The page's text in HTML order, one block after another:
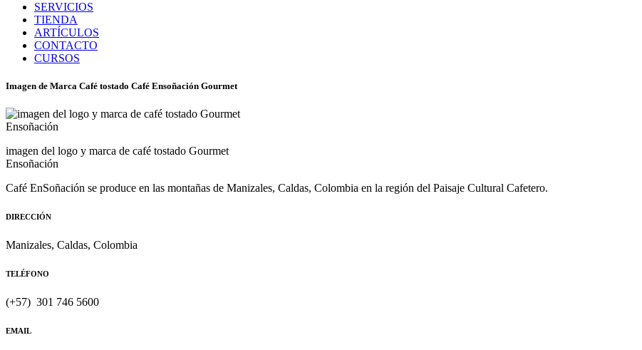
SERVICIOS
TIENDA
ARTÍCULOS
CONTACTO
CURSOS
Imagen de Marca Café tostado Café Ensoñación Gourmet
imagen del logo y marca de café tostado Gourmet
Ensoñación
Café EnSoñación se produce en las montañas de Manizales, Caldas, Colombia en la región del Paisaje Cultural Cafetero.
DIRECCIÓN
Manizales, Caldas, Colombia
TELÉFONO
(+57) 301 746 5600
EMAIL